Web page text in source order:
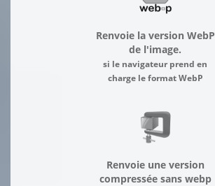
Renvoie la version WebP
de l'image.
si le navigateur prend en
charge le format WebP
Renvoie une version
compressée sans webp